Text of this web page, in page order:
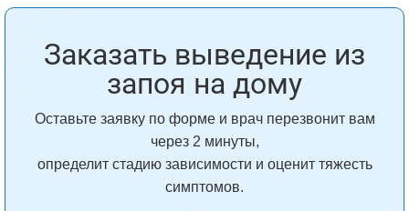
Заказать выведение из
запоя на дому
Оставьте заявку по форме и врач перезвонит вам
через 2 минуты,
определит стадию зависимости и оценит тяжесть
симптомов.